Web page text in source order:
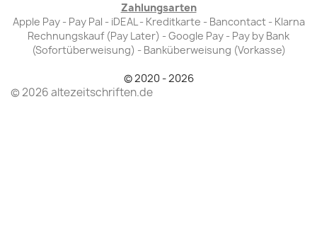
Zahlungsarten
Apple Pay - Pay Pal - iDEAL - Kreditkarte - Bancontact - Klarna
Rechnungskauf (Pay Later) - Google Pay - Pay by Bank
(Sofortüberweisung) - Banküberweisung (Vorkasse)
© 2020 - 2026
© 2026 altezeitschriften.de